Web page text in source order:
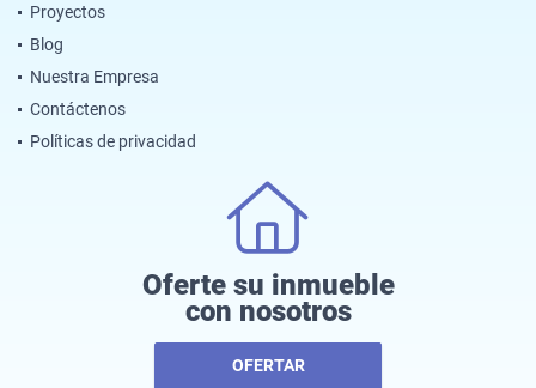
Proyectos
Blog
Nuestra Empresa
Contáctenos
Políticas de privacidad
Oferte su inmueble
con nosotros
OFERTAR